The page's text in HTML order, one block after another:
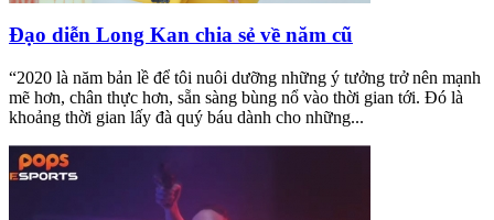
Đạo diễn Long Kan chia sẻ về năm cũ
“2020 là năm bản lề để tôi nuôi dưỡng những ý tưởng trở nên mạnh
mẽ hơn, chân thực hơn, sẵn sàng bùng nổ vào thời gian tới. Đó là
khoảng thời gian lấy đà quý báu dành cho những...